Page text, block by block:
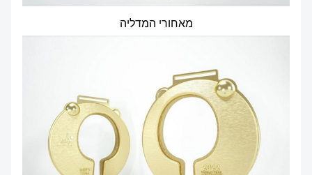
מאחורי המדליה